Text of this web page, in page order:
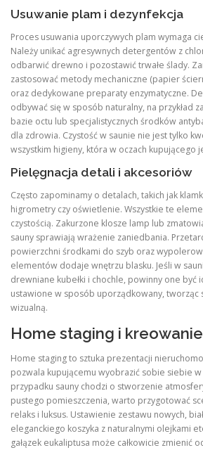
Usuwanie plam i dezynfekcja
Proces usuwania uporczywych plam wymaga
Należy unikać agresywnych detergentów z
odbarwić drewno i pozostawić trwałe ślady.
zastosować metody mechaniczne (papier
oraz dedykowane preparaty enzymatyczne.
odbywać się w sposób naturalny, na przykład
bazie octu lub specjalistycznych środków
dla zdrowia. Czystość w saunie nie jest tylko
wszystkim higieny, która w oczach kupującego
Pielęgnacja detali i akcesoriów
Często zapominamy o detalach, takich jak
higrometry czy oświetlenie. Wszystkie te
czystością. Zakurzone klosze lamp lub
sauny sprawiają wrażenie zaniedbania.
powierzchni środkami do szyb oraz
elementów dodaje wnętrzu blasku. Jeśli w
drewniane kubełki i chochle, powinny one być
ustawione w sposób uporządkowany, tworząc
wizualną.
Home staging i
Home staging to sztuka prezentacji
pozwala kupującemu wyobrazić sobie siebie w
przypadku sauny chodzi o stworzenie
pustego pomieszczenia, warto przygotować
relaks i luksus. Ustawienie zestawu nowych,
eleganckiego koszyka z naturalnymi olejkami
gałązek eukaliptusa może całkowicie zmienić